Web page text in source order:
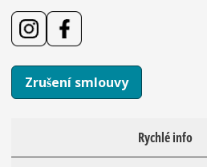
Zrušení smlouvy
Rychlé info